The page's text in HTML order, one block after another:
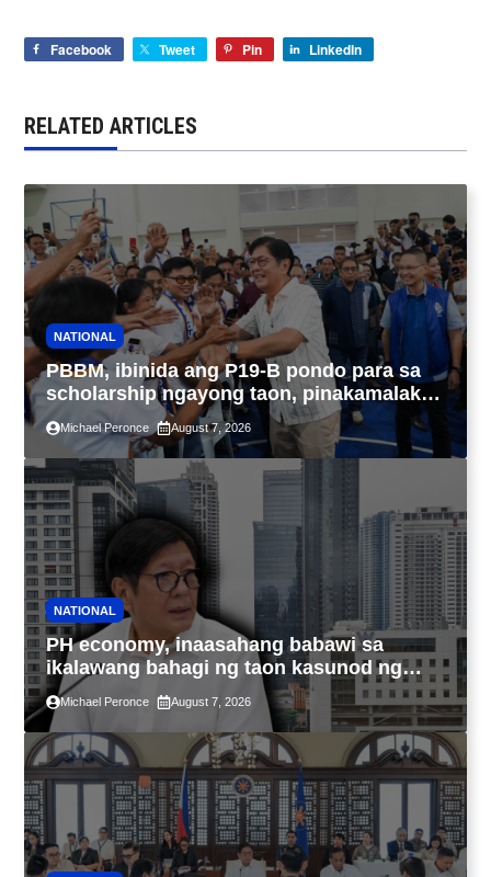
Facebook Tweet Pin LinkedIn
RELATED ARTICLES
NATIONAL
PBBM, ibinida ang P19-B pondo para sa
scholarship ngayong taon, pinakamalaki
sa kasaysayan ng TESDA
Michael Peronce August 7, 2026
NATIONAL
PH economy, inaasahang babawi sa
ikalawang bahagi ng taon kasunod ng
2.3% GDP dulot ng Middle East war,
pagkaantala ng public construction
Michael Peronce August 7, 2026